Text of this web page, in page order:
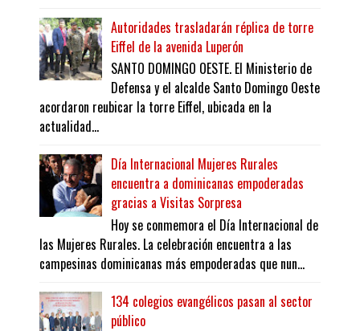
Autoridades trasladarán réplica de torre
Eiffel de la avenida Luperón
SANTO DOMINGO OESTE. El Ministerio de
Defensa y el alcalde Santo Domingo Oeste
acordaron reubicar la torre Eiffel, ubicada en la
actualidad...
Día Internacional Mujeres Rurales
encuentra a dominicanas empoderadas
gracias a Visitas Sorpresa
Hoy se conmemora el Día Internacional de
las Mujeres Rurales. La celebración encuentra a las
campesinas dominicanas más empoderadas que nun...
134 colegios evangélicos pasan al sector
público